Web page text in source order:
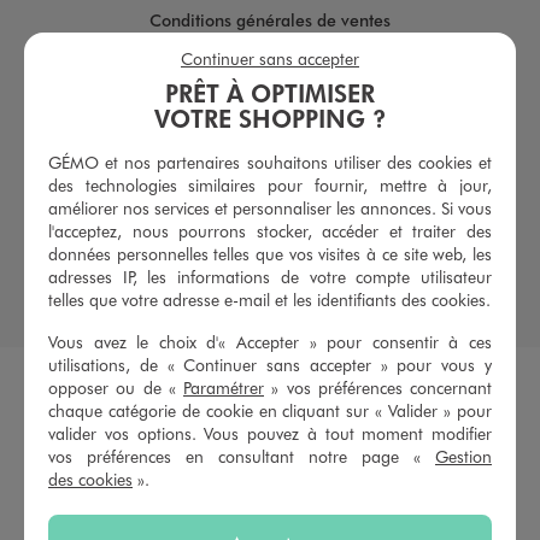
Conditions générales de ventes
Conditions de livraison
Conditions de nos offres
Conditions générales d'utilisation
Politique de protection des données
Gestion des cookies
Informations légales
Plan du site
Lorsque les températures grimpent et que les journées
s’allongent, il est temps d’adapter sa garde-robe à la saison
estivale. L’été rime avec légèreté, couleurs lumineuses et matières
respirantes. Des premières douceurs du printemps aux longues
soirées en terrasse, chaque moment mérite des tenues choisies
avec soin. La mode estivale ne se limite pas à supporter la
PRÊT À OPTIMISER
VOTRE SHOPPING ?
GÉMO et nos partenaires souhaitons utiliser des cookies et
des technologies similaires pour fournir, mettre à jour,
améliorer nos services et personnaliser les annonces. Si vous
l'acceptez, nous pourrons stocker, accéder et traiter des
données personnelles telles que vos visites à ce site web, les
adresses IP, les informations de votre compte utilisateur
telles que votre adresse e-mail et les identifiants des cookies.
Vous avez le choix d'« Accepter » pour consentir à ces
utilisations, de « Continuer sans accepter » pour vous y
opposer ou de « Paramétrer » vos préférences concernant
chaque catégorie de cookie en cliquant sur « Valider » pour
valider vos options. Vous pouvez à tout moment modifier
vos préférences en consultant notre page « Gestion
des cookies ».
Continuer sans accepter